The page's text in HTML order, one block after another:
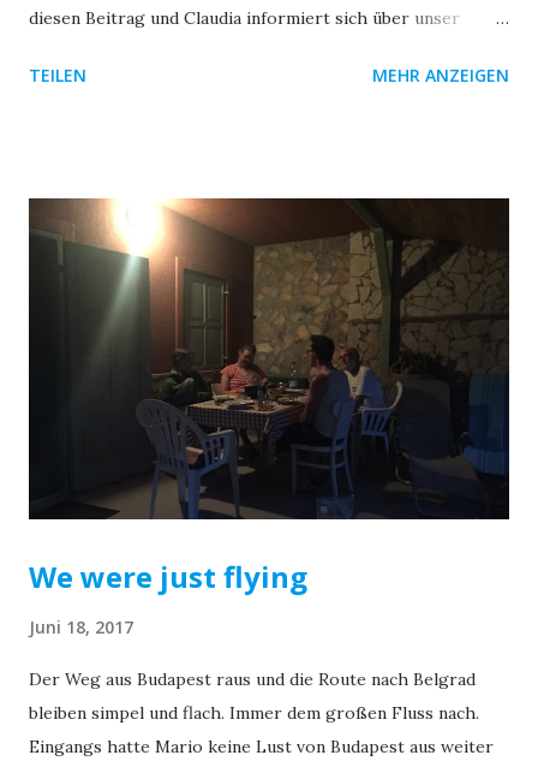
diesen Beitrag und Claudia informiert sich über unser
sind 80er Kinder und 90er Typen. In unserer Kindheit und
zu fahren? Wir sitzen in Belgrad und überlegen wie es
weiter geht. Rumänien soll spannend zum Radeln sein, ist
aber ziemlich groß und nur der Weg an der Donau entlang
würde für uns Sinn machen. Der direkte Weg durch
Bulgarien in Richtung Türkei wäre eine weitere Option,
aber irgendwie ist es zu früh für Asien. Wir wollen mehr
Balkan. Wir finden eine gute Route durch Zentralserbien,
den Kosovo, bis runter nach Thessaloniki in Griechenland.
Am Tag drauf sitzen wir im Sattel, das neue...
TEILEN MEHR ANZEIGEN
We were just flying
Juni 18, 2017
Der Weg aus Budapest raus und die Route nach Belgrad
bleiben simpel und flach. Immer dem großen Fluss nach.
Eingangs hatte Mario keine Lust von Budapest aus weiter